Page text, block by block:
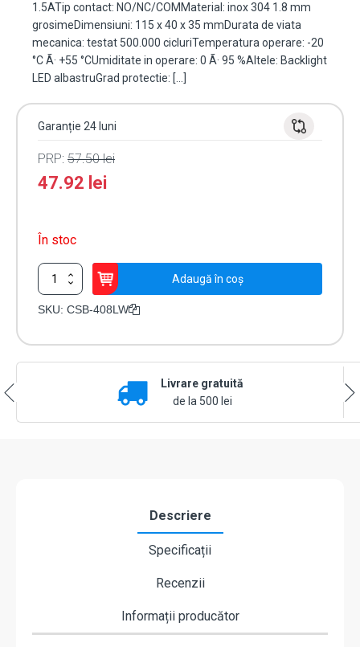
1.5ATip contact: NO/NC/COMMaterial: inox 304 1.8 mm
grosimeDimensiuni: 115 x 40 x 35 mmDurata de viata
mecanica: testat 500.000 cicluriTemperatura operare: -20
°C Ã· +55 °CUmiditate in operare: 0 Ã· 95 %Altele: Backlight
LED albastruGrad protectie: […]
Garanție 24 luni
PRP: 57.50lei
47.92 lei
În stoc
Cantitate
Buton
de
Adaugă în coș
SKU: CSB-408LW
Livrare gratuită
de la 500 lei
Descriere
Specificații
Recenzii
Informații producător